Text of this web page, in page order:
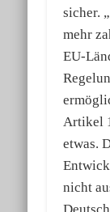
sicher.
mehr
EU-
Artikel
etwas.
nicht